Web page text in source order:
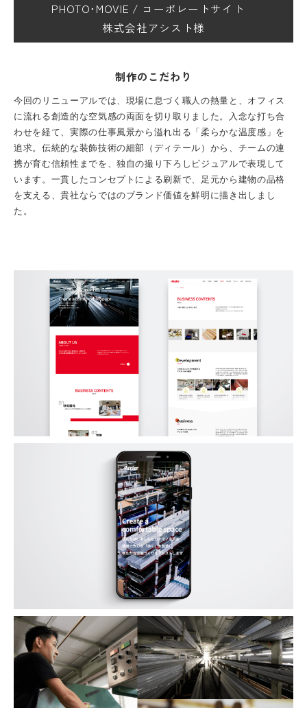
PHOTO･MOVIE / コーポレートサイト
株式会社アシスト様
制作のこだわり
今回のリニューアルでは、現場に息づく職人の熱量と、オフィス
に流れる創造的な空気感の両面を切り取りました。入念な打ち合
わせを経て、実際の仕事風景から溢れ出る「柔らかな温度感」を
追求。伝統的な装飾技術の細部（ディテール）から、チームの連
携が育む信頼性までを、独自の撮り下ろしビジュアルで表現して
います。一貫したコンセプトによる刷新で、足元から建物の品格
を支える、貴社ならではのブランド価値を鮮明に描き出しまし
た。